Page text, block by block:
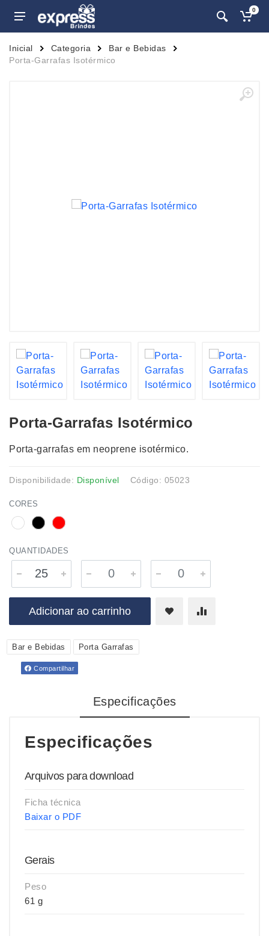
0
Inicial Categoria
Bar e Bebidas
Porta-Garrafas Isotérmico
Porta-Garrafas Isotérmico
Porta-garrafas em neoprene isotérmico.
Disponibilidade: Disponível Código: 05023
CORES
QUANTIDADES
Adicionar ao carrinho
Bar e Bebidas Porta Garrafas
Compartilhar
Especificações
Especificações
Arquivos para download
Ficha técnica
Baixar o PDF
Gerais
Peso
61 g